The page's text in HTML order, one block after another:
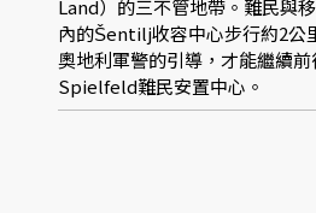
Land）的三不管地帶。難民與
內的Šentilj收容中心步行約2公
奧地利軍警的引導，才能繼續
Spielfeld難民安置中心。